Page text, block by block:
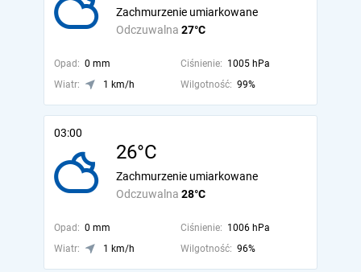
Odczuwalna 27°C
Zachmurzenie umiarkowane
Opad: 0 mm Ciśnienie: 1005 hPa
Wiatr:
1 km/h Wilgotność: 99%
03:00
26°C
Odczuwalna 28°C
Zachmurzenie umiarkowane
Opad: 0 mm Ciśnienie: 1006 hPa
Wiatr:
1 km/h Wilgotność: 96%